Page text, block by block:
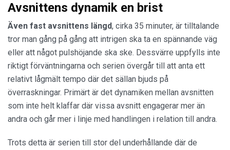
Avsnittens dynamik en brist
Även fast avsnittens längd, cirka 35 minuter, är tilltalande
tror man gång på gång att intrigen ska ta en spännande väg
eller att något pulshöjande ska ske. Dessvärre uppfylls inte
riktigt förväntningarna och serien övergår till att anta ett
relativt lågmält tempo där det sällan bjuds på
överraskningar. Primärt är det dynamiken mellan avsnitten
som inte helt klaffar där vissa avsnitt engagerar mer än
andra och går mer i linje med handlingen i relation till andra.
Trots detta är serien till stor del underhållande där de